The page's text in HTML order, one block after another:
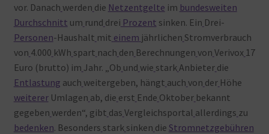
vor. Danach werden die Netzentgelte im bundesweiten
Durchschnitt um rund drei Prozent sinken. Ein Drei-
Personen-Haushalt mit einem jährlichen Stromverbrauch
von 4.000 kWh spart nach den Berechnungen von Verivox 17
Euro (brutto) im Jahr. „Ob und wie stark Anbieter die
Entlastung auch weitergeben, hängt auch von der Höhe
weitererUmlagen ab, die erst Ende Oktober bekannt
gegeben werden“, gibt das Vergleichsportal allerdings zu
bedenken. Besonders stark sinken die Stromnetzgebühren